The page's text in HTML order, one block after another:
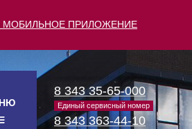
МОБИЛЬНОЕ ПРИЛОЖЕНИЕ
8 343 35-65-000
Единый сервисный номер
8 343 363-44-10